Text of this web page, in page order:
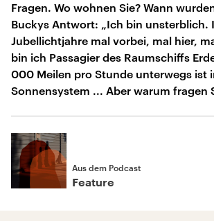
Fragen. Wo wohnen Sie? Wann
Buckys Antwort: „Ich bin unsterblich.
Jubellichtjahre mal vorbei, mal hier,
bin ich Passagier des Raumschiffs
000 Meilen pro Stunde unterwegs ist
Sonnensystem ... Aber warum fragen
Aus dem Podcast
Feature